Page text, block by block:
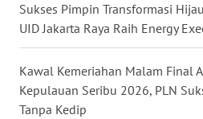
Sukses Pimpin Transformasi
UID Jakarta Raya Raih Energy
Kawal Kemeriahan Malam Final
Kepulauan Seribu 2026, PLN
Tanpa Kedip
WN
DEPOK
WN
TAPANULI